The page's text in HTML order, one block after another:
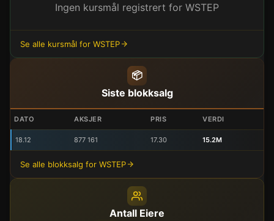
Antall Eiere
Ingen kursmål registrert for WSTEP
Se alle kursmål for WSTEP
📦
Siste blokksalg
DATO AKSJER PRIS VERDI
18.12 877 161 17.30 15.2M
Se alle blokksalg for WSTEP